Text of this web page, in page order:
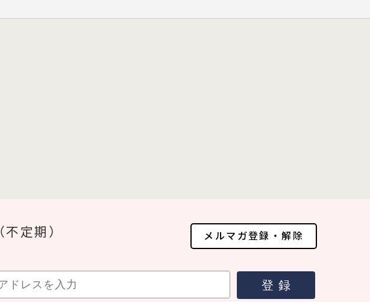
不定期） メルマガ登録・解除